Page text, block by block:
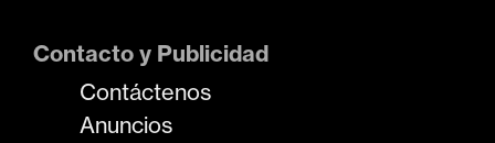
Contacto y Publicidad
Contáctenos
Anuncios